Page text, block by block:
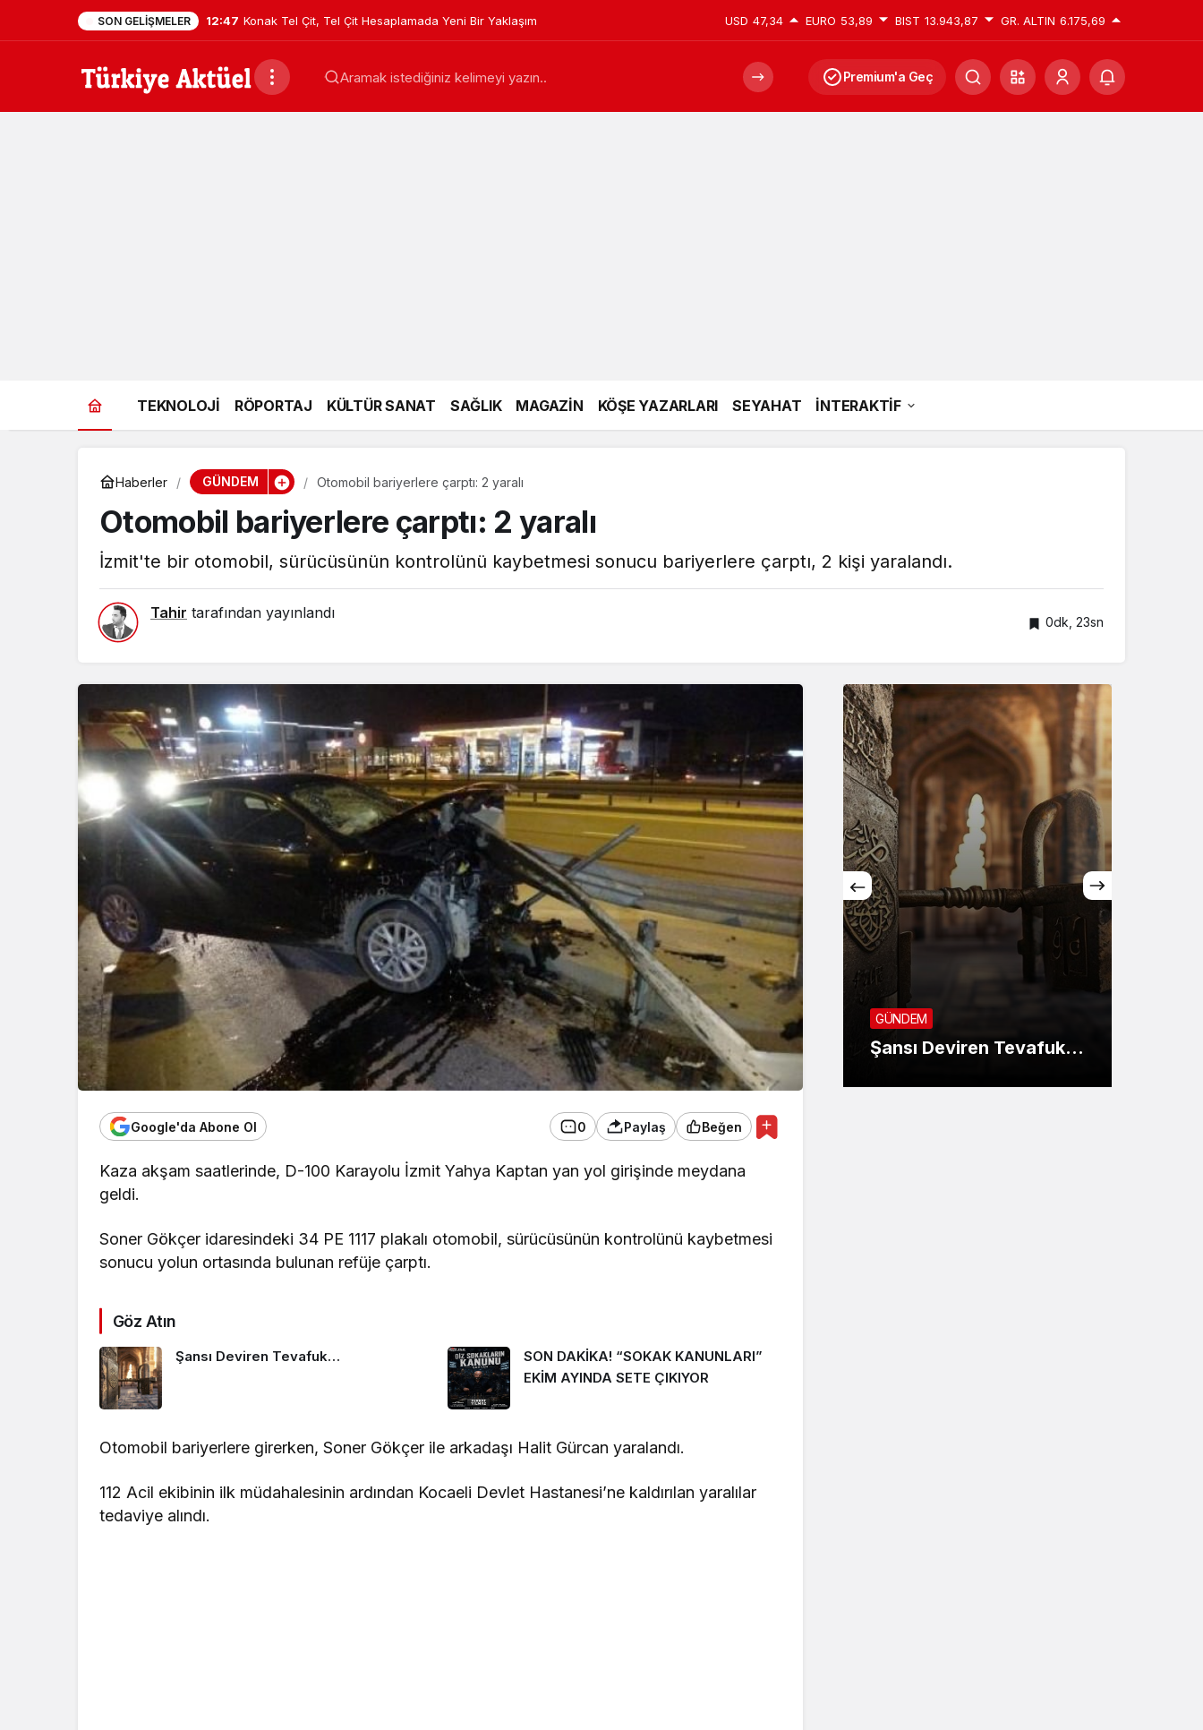
SON GELIŞMELER 12:47 Konak Tel Çit, Tel Çit Hesaplamada Yeni Bir Yaklaşım USD 47,34 EURO 53,89 BIST 13.943,87 GR. ALTIN 6.175,69
Premium'a Geç
TEKNOLOJİ RÖPORTAJ KÜLTÜR SANAT SAĞLIK MAGAZİN KÖŞE YAZARLARI SEYAHAT İNTERAKTİF
Haberler GÜNDEM Otomobil bariyerlere çarptı: 2 yaralı
Otomobil bariyerlere çarptı: 2 yaralı
İzmit'te bir otomobil, sürücüsünün kontrolünü kaybetmesi sonucu bariyerlere çarptı, 2 kişi yaralandı.
Tahir tarafından yayınlandı
0dk, 23sn
Google'da Abone Ol 0 Paylaş Beğen
Kaza akşam saatlerinde, D-100 Karayolu İzmit Yahya Kaptan yan yol girişinde meydana
geldi.
Soner Gökçer idaresindeki 34 PE 1117 plakalı otomobil, sürücüsünün kontrolünü kaybetmesi
sonucu yolun ortasında bulunan refüje çarptı.
Göz Atın
Şansı Deviren Tevafuk…
SON DAKİKA! “SOKAK KANUNLARI”
EKİM AYINDA SETE ÇIKIYOR
Otomobil bariyerlere girerken, Soner Gökçer ile arkadaşı Halit Gürcan yaralandı.
112 Acil ekibinin ilk müdahalesinin ardından Kocaeli Devlet Hastanesi’ne kaldırılan yaralılar
tedaviye alındı.
EKONOMİ
Konak Tel Çit, Tel Çit
Hesaplamada Yeni Bir
Yaklaşım
GÜNDEM
Şansı Deviren Tevafuk…